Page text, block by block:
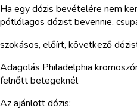
Ha egy dózis bevételére nem
pótlólagos dózist bevennie,
szokásos, előírt, következő
Adagolás Philadelphia
felnőtt betegeknél
Az ajánlott dózis: